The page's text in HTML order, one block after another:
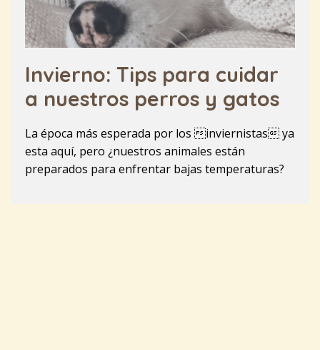
Invierno: Tips para cuidar
a nuestros perros y gatos
La época más esperada por los inviernistas ya
esta aquí, pero ¿nuestros animales están
preparados para enfrentar bajas temperaturas?